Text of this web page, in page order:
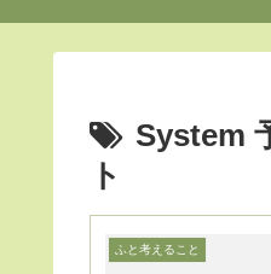
System
ト
ふと考えること